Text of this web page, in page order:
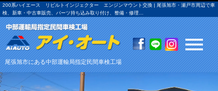
200系ハイエース リビルトインジェクター エンジンマウント交換 | 尾張旭市・瀬戸市周辺で車
検、新車・中古車販売、パーツ持ち込み取り付け、整備・修理…
尾張旭市にある中部運輸局指定民間車検工場